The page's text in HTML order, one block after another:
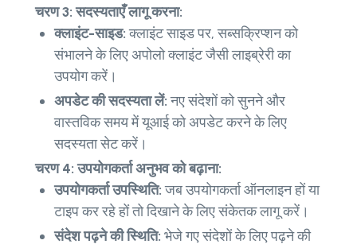
चरण 3: सदस्यताएँ लागू करना:
क्लाइंट-साइड:क्लाइंट साइड पर, सब्सक्रिप्शन को
संभालने के लिए अपोलो क्लाइंट जैसी लाइब्रेरी का
उपयोग करें।
अपडेट की सदस्यता लें:नए संदेशों को सुनने और
वास्तविक समय में यूआई को अपडेट करने के लिए
सदस्यता सेट करें।
चरण 4: उपयोगकर्ता अनुभव को बढ़ाना:
उपयोगकर्ता उपस्थिति:जब उपयोगकर्ता ऑनलाइन हों या
टाइप कर रहे हों तो दिखाने के लिए संकेतक लागू करें।
संदेश पढ़ने की स्थिति: भेजे गए संदेशों के लिए पढ़ने की